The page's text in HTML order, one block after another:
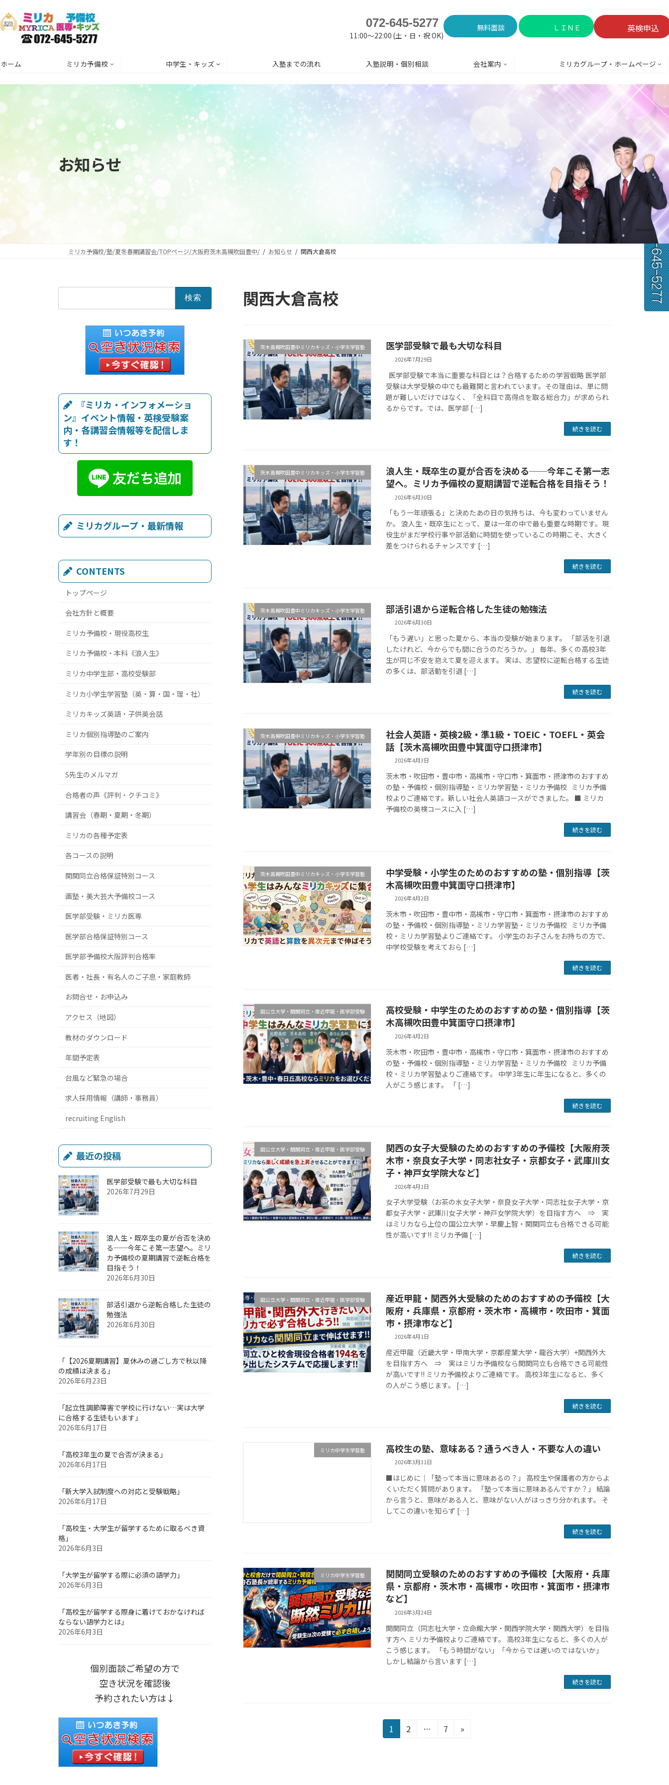
ン
テ
へ
ッ
プ
ビ
ゲ
ョ
移
動
072-645-5277
11:00～22:00 (土・日・祝 OK)
無料面談 ＬＩＮＥ 英検申込
ホーム ミリカ予備校 中学生・キッズ 入塾までの流れ 入塾説明・個別相談 会社案内 ミリカグループ・ホームページ
お知らせ
ミリカ予備校/塾/夏冬春期講習会/TOPページ/大阪府茨木高槻吹田豊中/ お知らせ 関西大倉高校
関西大倉高校
茨木高槻吹田豊中ミリカキッズ・小学生学習塾 医学部受験で最も大切な科目
2026年7月29日
医学部受験で本当に重要な科目とは？合格するための学習戦略 医学部
受験は大学受験の中でも最難関と言われています。その理由は、単に問
題が難しいだけではなく、「全科目で高得点を取る総合力」が求められ
るからです。では、医学部 […]
続きを読む
茨木高槻吹田豊中ミリカキッズ・小学生学習塾
浪人生・既卒生の夏が合否を決める──今年こそ第一志
望へ。ミリカ予備校の夏期講習で逆転合格を目指そう！
2026年6月30日
「もう一年頑張る」と決めたあの日の気持ちは、今も変わっていません
か。 浪人生・既卒生にとって、夏は一年の中で最も重要な時期です。現
役生がまだ学校行事や部活動に時間を使っているこの時期こそ、大きく
差をつけられるチャンスです […]
続きを読む
茨木高槻吹田豊中ミリカキッズ・小学生学習塾 部活引退から逆転合格した生徒の勉強法
2026年6月30日
「もう遅い」と思った夏から、本当の受験が始まります。 「部活を引退
したけれど、今からでも間に合うのだろうか。」 毎年、多くの高校3年
生が同じ不安を抱えて夏を迎えます。 実は、志望校に逆転合格する生徒
の多くは、部活動を引退 […]
続きを読む
茨木高槻吹田豊中ミリカキッズ・小学生学習塾
社会人英語・英検2級・準1級・TOEIC・TOEFL・英会
話【茨木高槻吹田豊中箕面守口摂津市】
2026年4月3日
茨木市・吹田市・豊中市・高槻市・守口市・箕面市・摂津市のおすすめ
の塾・予備校・個別指導塾・ミリカ学習塾・ミリカ予備校 ミリカ予備
校よりご連絡です。新しい社会人英語コースができました。 ■ ミリカ
予備校の英検コースに入 […]
続きを読む
茨木高槻吹田豊中ミリカキッズ・小学生学習塾
中学受験・小学生のためのおすすめの塾・個別指導【茨
木高槻吹田豊中箕面守口摂津市】
2026年4月2日
茨木市・吹田市・豊中市・高槻市・守口市・箕面市・摂津市のおすすめ
の塾・予備校・個別指導塾・ミリカ学習塾・ミリカ予備校 ミリカ予備
校・ミリカ学習塾よりご連絡です。 小学生のお子さんをお持ちの方で、
中学校受験を考えておら […]
続きを読む
国公立大学・関関同立・産近甲龍・医学部受験
高校受験・中学生のためのおすすめの塾・個別指導【茨
木高槻吹田豊中箕面守口摂津市】
2026年4月2日
茨木市・吹田市・豊中市・高槻市・守口市・箕面市・摂津市のおすすめ
の塾・予備校・個別指導塾・ミリカ学習塾・ミリカ予備校 ミリカ予備
校・ミリカ学習塾よりご連絡です。 中学3年生に年生になると、多くの
人がこう感じます。 「 […]
続きを読む
国公立大学・関関同立・産近甲龍・医学部受験
関西の女子大受験のためのおすすめの予備校【大阪府茨
木市・奈良女子大学・同志社女子・京都女子・武庫川女
子・神戸女学院大など】
2026年4月1日
女子大学受験（お茶の水女子大学・奈良女子大学・同志社女子大学・京
都女子大学・武庫川女子大学・神戸女学院大学）を目指す方へ ⇒ 実
はミリカなら上位の国公立大学・早慶上智・関関同立も合格できる可能
性が高いです!! ミリカ予備 […]
続きを読む
国公立大学・関関同立・産近甲龍・医学部受験
産近甲龍・関西外大受験のためのおすすめの予備校【大
阪府・兵庫県・京都府・茨木市・高槻市・吹田市・箕面
市・摂津市など】
2026年4月1日
産近甲龍（近畿大学・甲南大学・京都産業大学・龍谷大学）+関西外大
を目指す方へ ⇒ 実はミリカ予備校なら関関同立も合格できる可能性
が高いです!! ミリカ予備校よりご連絡です。 高校3年生になると、多く
の人がこう感じます。 […]
続きを読む
ミリカ中学生学習塾 高校生の塾、意味ある？通うべき人・不要な人の違い
2026年3月31日
■はじめに｜「塾って本当に意味あるの？」 高校生や保護者の方からよ
くいただく質問があります。 「塾って本当に意味あるんですか？」 結論
から言うと、意味がある人と、意味がない人がはっきり分かれます。 そ
してこの違いを知らず […]
続きを読む
ミリカ中学生学習塾
関関同立受験のためのおすすめの予備校【大阪府・兵庫
県・京都府・茨木市・高槻市・吹田市・箕面市・摂津市
など】
2026年3月24日
関関同立（同志社大学・立命館大学・関西学院大学・関西大学）を目指
す方へ ミリカ予備校よりご連絡です。 高校3年生になると、多くの人が
こう感じます。 「もう時間がない」「今からでは遅いのではないか」
しかし結論から言います […]
続きを読む
固
定
1
固
2 …
固
7 »
『ミリカ・インフォメーショ
ン』イベント情報・英検受験案
内・各講習会情報等を配信しま
す！
ミリカグループ・最新情報
CONTENTS
トップページ
会社方針と概要
ミリカ予備校・現役高校生
ミリカ予備校・本科《浪人生》
ミリカ中学生部・高校受験部
ミリカ小学生学習塾（英・算・国・理・社）
ミリカキッズ英語・子供英会話
ミリカ個別指導塾のご案内
学年別の目標の説明
S先生のメルマガ
合格者の声《評判・クチコミ》
講習会（春期・夏期・冬期）
ミリカの各種予定表
各コースの説明
関関同立合格保証特別コース
画塾・美大芸大予備校コース
医学部受験・ミリカ医専
医学部合格保証特別コース
医学部予備校大阪評判合格率
医者・社長・有名人のご子息・家庭教師
お問合せ・お申込み
アクセス（地図）
教材のダウンロード
年間予定表
台風など緊急の場合
求人採用情報（講師・事務員）
recruiting English
最近の投稿
医学部受験で最も大切な科目
2026年7月29日
浪人生・既卒生の夏が合否を決め
る──今年こそ第一志望へ。ミリ
カ予備校の夏期講習で逆転合格を
目指そう！
2026年6月30日
部活引退から逆転合格した生徒の
勉強法
2026年6月30日
「【2026夏期講習】夏休みの過ごし方で秋以降
の成績は決まる」
2026年6月23日
「起立性調節障害で学校に行けない…実は大学
に合格する生徒もいます」
2026年6月17日
「高校3年生の夏で合否が決まる」
2026年6月17日
「新大学入試制度への対応と受験戦略」
2026年6月17日
「高校生・大学生が留学するために取るべき資
格」
2026年6月3日
「大学生が留学する際に必須の語学力」
2026年6月3日
「高校生が留学する際身に着けておかなければ
ならない語学力とは」
2026年6月3日
個別面談ご希望の方で
空き状況を確認後
予約されたい方は↓